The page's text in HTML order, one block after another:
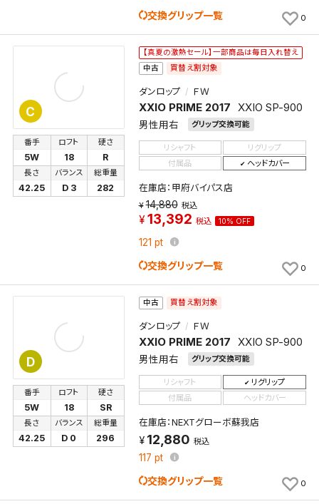
交換グリップ一覧 0
C
【真夏の激熱セール】一部商品は毎日入れ替え
中古
買替え割対象
ダンロップ ＦＷ
XXIO PRIME 2017 XXIO SP-900
男性用右
グリップ交換可能
番手
5W
ロフト
18
硬さ
R
長さ
42.25
バランス
D 3
総重量
282
リシャフト
リグリップ
付属品
ヘッドカバー
在庫店：甲府バイパス店
14,880 税込
13,392 税込 10% OFF
121 pt
交換グリップ一覧 0
D
中古 買替え割対象
ダンロップ ＦＷ
XXIO PRIME 2017 XXIO SP-900
男性用右 グリップ交換可能
番手
5W
ロフト
18
硬さ
SR
長さ
42.25
バランス
D 0
総重量
296
リシャフト
リグリップ
付属品
ヘッドカバー
在庫店：NEXTグローボ蘇我店
12,880 税込
117 pt
交換グリップ一覧 0
検索条件を保存